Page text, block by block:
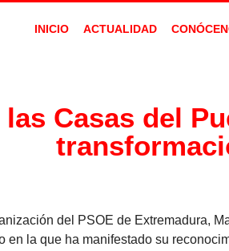
INICIO ACTUALIDAD
las Casas del
del PSOE de Extremadura,
en la que ha manifestado su